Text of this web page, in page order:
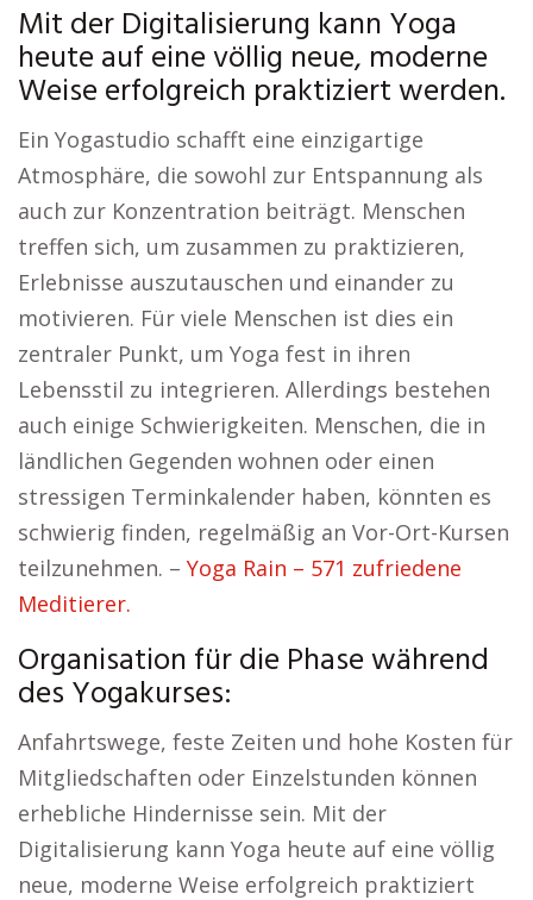
Mit der Digitalisierung kann Yoga
heute auf eine völlig neue, moderne
Weise erfolgreich praktiziert werden.
Ein Yogastudio schafft eine einzigartige
Atmosphäre, die sowohl zur Entspannung als
auch zur Konzentration beiträgt. Menschen
treffen sich, um zusammen zu praktizieren,
Erlebnisse auszutauschen und einander zu
motivieren. Für viele Menschen ist dies ein
zentraler Punkt, um Yoga fest in ihren
Lebensstil zu integrieren. Allerdings bestehen
auch einige Schwierigkeiten. Menschen, die in
ländlichen Gegenden wohnen oder einen
stressigen Terminkalender haben, könnten es
schwierig finden, regelmäßig an Vor-Ort-Kursen
teilzunehmen. – Yoga Rain – 571 zufriedene
Meditierer.
Organisation für die Phase während
des Yogakurses:
Anfahrtswege, feste Zeiten und hohe Kosten für
Mitgliedschaften oder Einzelstunden können
erhebliche Hindernisse sein. Mit der
Digitalisierung kann Yoga heute auf eine völlig
neue, moderne Weise erfolgreich praktiziert